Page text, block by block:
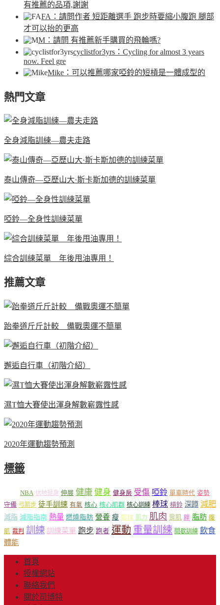
有推薦的品項,謝謝
FA ：請問作者 短距離選手 跑步時要縮小腹跑 腿部
才可以抬的更高
M ：請問 有推薦新手購買的飛輪嗎?
cyclistfor3yrs ：Cycling for almost 3 years
now. Feel gre
Mike ：可以推薦哪家啞鈴的短槓是一體成型的
熱門文章
全身減脂訓練—農夫走路
泰山傳奇—亞歷山大·斯卡斯加德的訓練菜單
啞鈴—全身性訓練菜單
綜合訓練菜單 年後甩油專用！
推薦文章
跆拳道斤斤計較 備戰奧運不簡單
邂逅自行車（初階介紹）
濕T恤大賽使出渾身解數嶄露性感
2020年運動趨勢預測
標籤
NBA 伏地挺身 伸展 健康 健身 健身房 受傷 啞鈴 單車時代 姿勢
守備 弓箭步 徒手訓練 有氧 核心 核心肌群 核心訓練 棒球 槓鈴 深蹲 減肥
減脂 減脂指南 熱量 燃燒脂肪 營養 瘦 籃球 肌力 肌肉 背肌 胖 脂肪 腹
肌 裁判 訓練 訓練菜單 跑步 跑者 運動 重量訓練 間歇訓練 飲食
體能
首頁
授權網站
聯絡我們
關於司博特